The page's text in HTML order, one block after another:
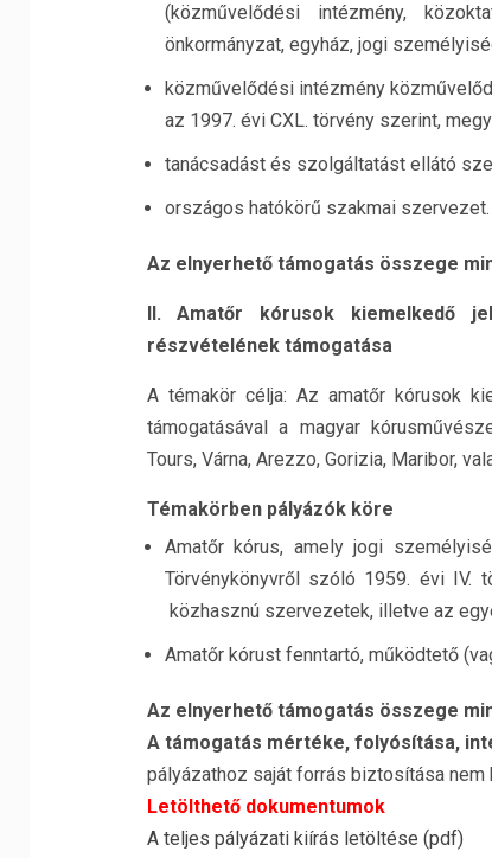
(közművelődési intézmény,
önkormányzat, egyház, jogi
közművelődési intézmény
az 1997. évi CXL. törvény szerint,
tanácsadást és szolgáltatást ellátó
országos hatókörű szakmai szervezet.
Az elnyerhető támogatás összege
II. Amatőr kórusok kiemelkedő
részvételének támogatása
A témakör célja: Az amatőr kórusok
támogatásával a magyar
Tours, Várna, Arezzo, Gorizia, Maribor,
Témakörben pályázók köre
Amatőr kórus, amely jogi
Törvénykönyvről szóló 1959. évi IV.
közhasznú szervezetek, illetve az
Amatőr kórust fenntartó, működtető
Az elnyerhető támogatás összege
A támogatás mértéke, folyósítása,
pályázathoz saját forrás biztosítása nem
Letölthető dokumentumok
A teljes pályázati kiírás letöltése (pdf)